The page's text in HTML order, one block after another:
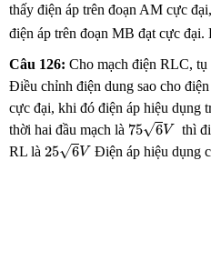
thấy điện áp trên đoạn AM cực
điện áp trên đoạn MB đạt cực
Câu 126: Cho mạch điện RLC,
Điều chỉnh điện dung sao cho
cực đại, khi đó điện áp hiệu dụng
thời hai đầu mạch là 75√6V
75 V
thì
RL là 25√6V
25 V
Điện áp hiệu dụng